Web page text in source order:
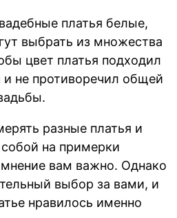
платья белые,
выбрать из множества
цвет платья подходил
не противоречил общей
разные платья и
на примерки
вам важно. Однако
выбор за вами, и
нравилось именно